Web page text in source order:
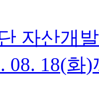
자산개
08. 18(화